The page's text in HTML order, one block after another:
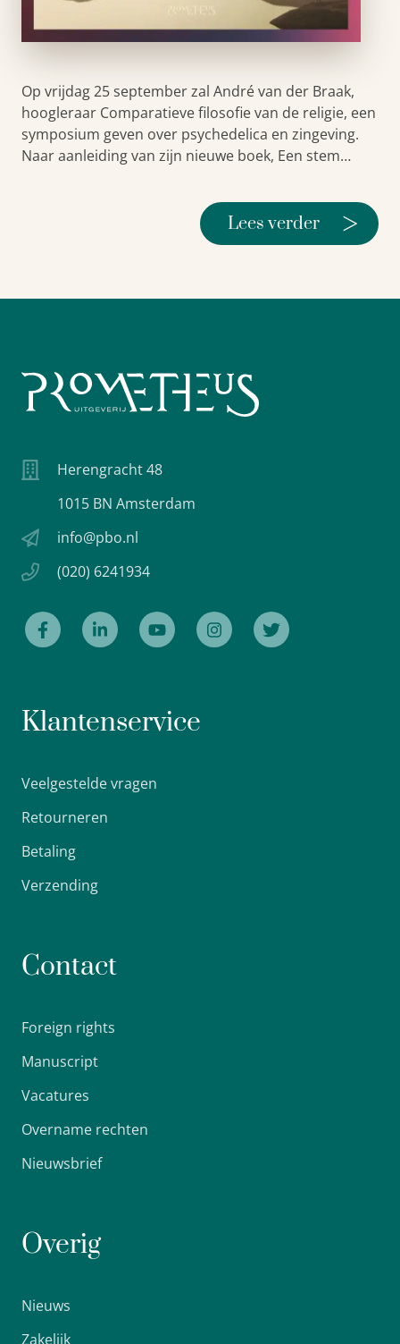
Op vrijdag 25 september zal André van der Braak,
hoogleraar Comparatieve filosofie van de religie, een
symposium geven over psychedelica en zingeving.
Naar aanleiding van zijn nieuwe boek, Een stem…
Lees verder >
Herengracht 48
1015 BN Amsterdam
info@pbo.nl
(020) 6241934
Klantenservice
Veelgestelde vragen
Retourneren
Betaling
Verzending
Contact
Foreign rights
Manuscript
Vacatures
Overname rechten
Nieuwsbrief
Overig
Nieuws
Zakelijk